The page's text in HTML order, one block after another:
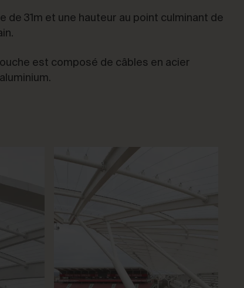
de 31m et une hauteur au point culminant de
est composé de câbles en acier